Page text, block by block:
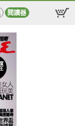
閱讀器